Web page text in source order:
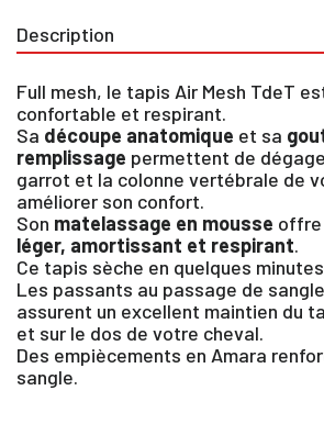
Description
Full mesh, le tapis Air Mesh TdeT
confortable et respirant.
Sa découpe anatomique et sa
remplissage permettent de
garrot et la colonne vertébrale de
améliorer son confort.
Son matelassage en mousse offre
léger, amortissant et respirant.
Ce tapis sèche en quelques
Les passants au passage de
assurent un excellent maintien du
et sur le dos de votre cheval.
Des empiècements en Amara
sangle.
×